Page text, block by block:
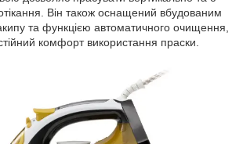
Він також оснащений вбудованим
та функцією автоматичного очищення,
комфорт використання праски.